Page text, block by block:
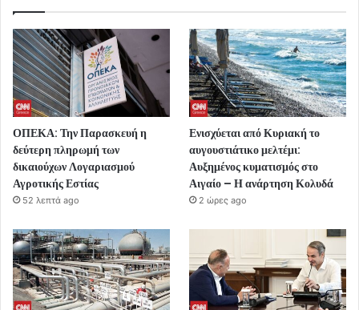
ΟΠΕΚΑ: Την Παρασκευή η
δεύτερη πληρωμή των
δικαιούχων Λογαριασμού
Αγροτικής Εστίας
52 λεπτά ago
Ενισχύεται από Κυριακή το
αυγουστιάτικο μελτέμι:
Αυξημένος κυματισμός στο
Αιγαίο – Η ανάρτηση Κολυδά
2 ώρες ago